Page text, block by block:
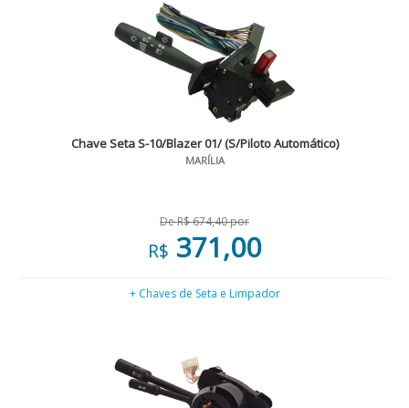
Chave Seta S-10/Blazer 01/ (S/Piloto Automático)
MARÍLIA
De R$ 674,40 por
R$ 371,00
+ Chaves de Seta e Limpador